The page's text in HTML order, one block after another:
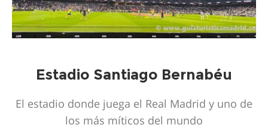
Estadio Santiago Bernabéu
El estadio donde juega el Real Madrid y uno de
los más míticos del mundo